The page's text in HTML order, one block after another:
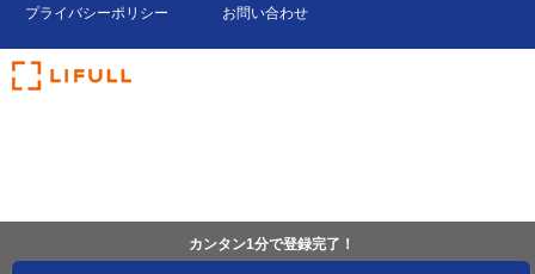
カンタン1分で登録完了！
プライバシーポリシー お問い合わせ